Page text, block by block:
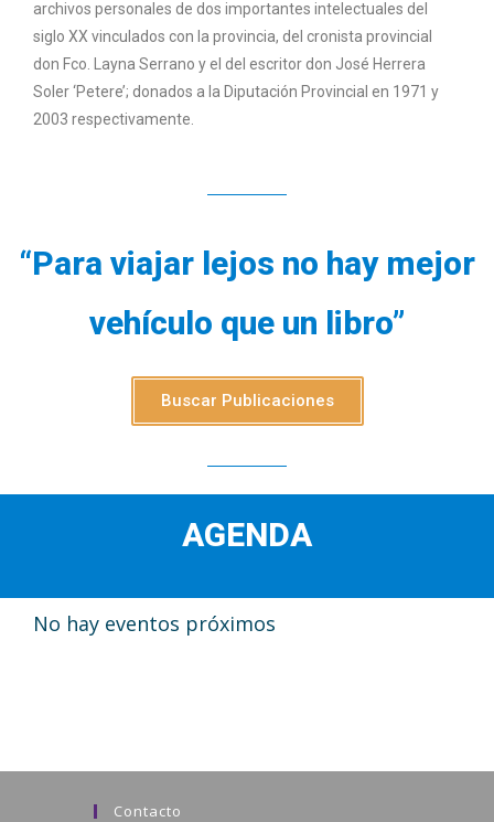
archivos personales de dos importantes intelectuales del
siglo XX vinculados con la provincia, del cronista provincial
don Fco. Layna Serrano y el del escritor don José Herrera
Soler ‘Petere’; donados a la Diputación Provincial en 1971 y
2003 respectivamente.
“Para viajar lejos no hay mejor
vehículo que un libro”
Buscar Publicaciones
AGENDA
No hay eventos próximos
Contacto